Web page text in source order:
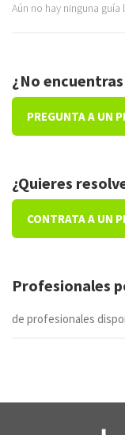
Aún no hay ninguna
¿No
PREGUNTA A UN
¿Quieres
CONTRATA A UN
Profesionales
de profesionales